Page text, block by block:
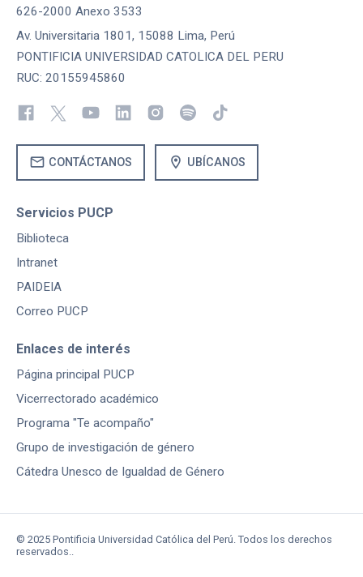
626-2000 Anexo 3533
Av. Universitaria 1801, 15088 Lima, Perú
PONTIFICIA UNIVERSIDAD CATOLICA DEL PERU
RUC: 20155945860
mail CONTÁCTANOS location_on UBÍCANOS
Servicios PUCP
Biblioteca
Intranet
PAIDEIA
Correo PUCP
Enlaces de interés
Página principal PUCP
Vicerrectorado académico
Programa "Te acompaño"
Grupo de investigación de género
Cátedra Unesco de Igualdad de Género
© 2025 Pontificia Universidad Católica del Perú. Todos los derechos
reservados..